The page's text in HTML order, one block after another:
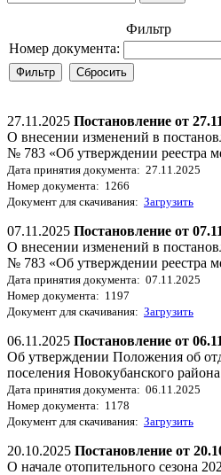
Фильтр
Номер документа:
27.11.2025 Постановление от
О внесении изменений в
№ 783 «Об утверждении реестра
Дата принятия документа: 27.11.2025
Номер документа: 1266
Документ для скачивания: Загрузить
07.11.2025 Постановление от
О внесении изменений в
№ 783 «Об утверждении реестра
Дата принятия документа: 07.11.2025
Номер документа: 1197
Документ для скачивания: Загрузить
06.11.2025 Постановление от
Об утверждении Положения об
поселения Новокубанского района
Дата принятия документа: 06.11.2025
Номер документа: 1178
Документ для скачивания: Загрузить
20.10.2025 Постановление от
О начале отопительного сезона